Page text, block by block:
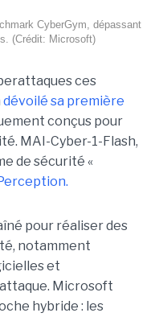
CyberGym, dépassant
(Crédit: Microsoft)
ces
dévoilé sa première
conçus pour
MAI-Cyber-1-Flash,
de sécurité «
pour réaliser des
notamment
et
Microsoft
hybride : les